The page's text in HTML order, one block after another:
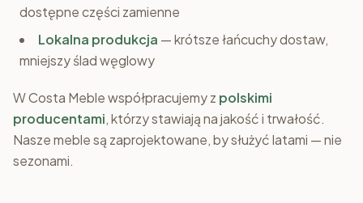
dostępne części zamienne
Lokalna produkcja — krótsze łańcuchy dostaw,
mniejszy ślad węglowy
W Costa Meble współpracujemy z polskimi
producentami, którzy stawiają na jakość i trwałość.
Nasze meble są zaprojektowane, by służyć latami — nie
sezonami.